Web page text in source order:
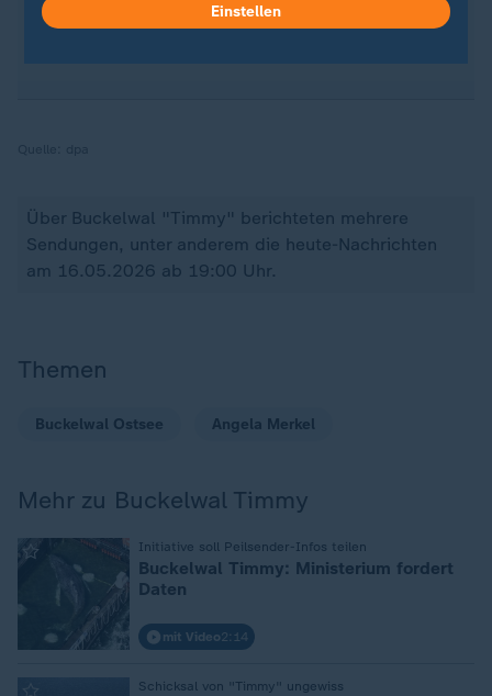
Über Buckelwal "Timmy" berichteten mehrere
Sendungen, unter anderem die heute-Nachrichten
am 16.05.2026 ab 19:00 Uhr.
Themen
Buckelwal Ostsee Angela Merkel
Mehr zu Buckelwal Timmy
Initiative soll Peilsender-Infos teilen
Buckelwal Timmy: Ministerium fordert
Daten
mit Video2:14
Schicksal von "Timmy" ungewiss
Einstellen